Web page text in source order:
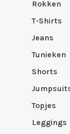
Rokken
T-Shirts
Jeans
Tunieken
Shorts
Topjes
Leggings